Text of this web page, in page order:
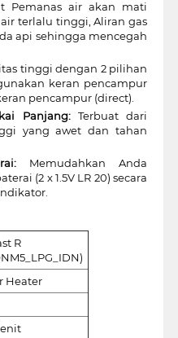
Pemanas air akan mati
terlalu tinggi, Aliran gas
api sehingga mencegah
tinggi dengan 2 pilihan
keran pencampur
pencampur (direct).
Panjang:Terbuat dari
yang awet dan tahan
Memudahkan Anda
(2 x 1.5V LR 20) secara
R
Heater